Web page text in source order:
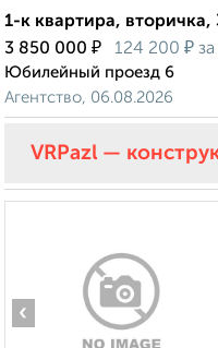
1-к квартира,
3 850 000 ₽ 124 200 ₽
Юбилейный проезд 6
Агентство, 06.08.2026
VRPazl —
‹